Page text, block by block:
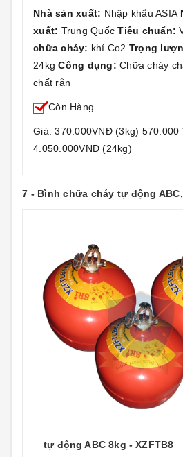
Nhà sản xuất: Nhập khẩu ASIA
xuất: Trung QuốcTiêu chuẩn:
chữa cháy: khí Co2 Trọng
24kgCông dụng: Chữa cháy
chất rắn
Còn Hàng
Giá: 370.000VNĐ (3kg) 570.000
4.050.000VNĐ (24kg)
7 - Bình chữa cháy tự động
tự động ABC 8kg - XZFTB8